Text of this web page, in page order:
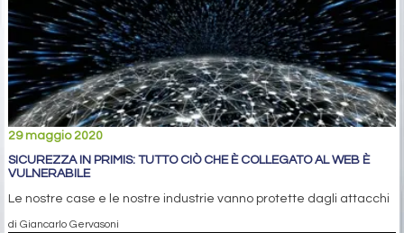
29 maggio 2020
SICUREZZA IN PRIMIS: TUTTO CIÒ CHE È COLLEGATO AL WEB È
VULNERABILE
Le nostre case e le nostre industrie vanno protette dagli attacchi
di Giancarlo Gervasoni